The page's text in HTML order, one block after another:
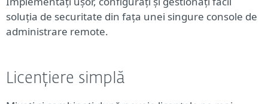
soluția de securitate din fața unei singure console de
administrare remote.
Licențiere simplă